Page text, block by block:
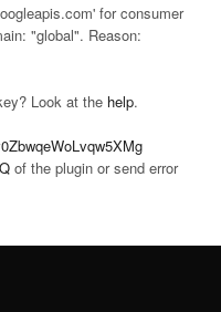
for consumer
"global". Reason:
Look at the help.
of the plugin or send error